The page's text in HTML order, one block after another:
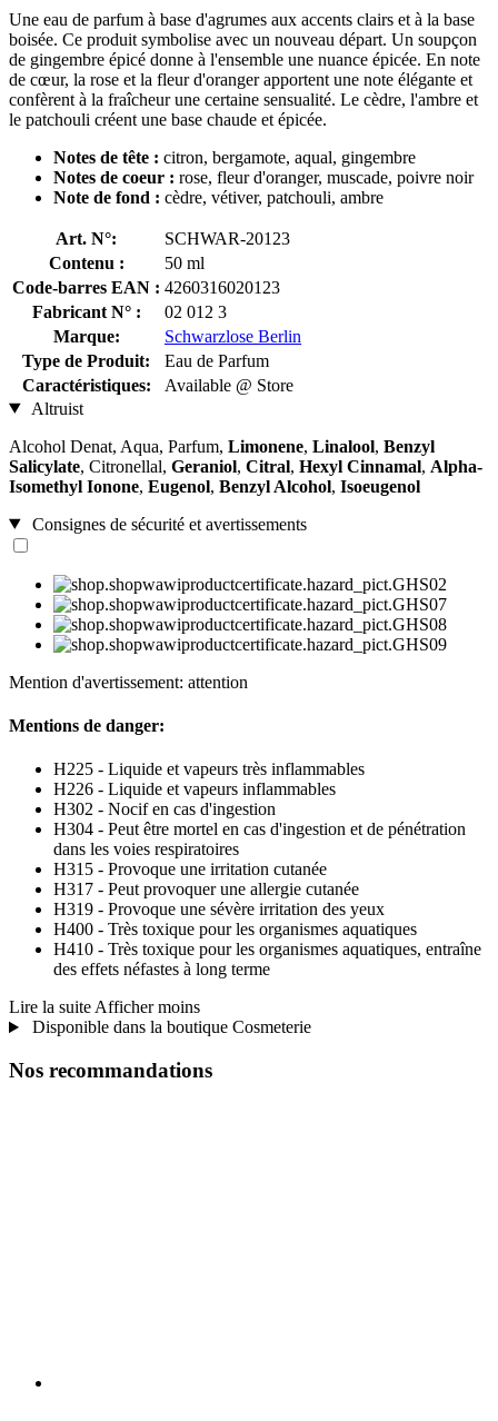
Une eau de parfum à base d'agrumes aux accents clairs et à la base
boisée. Ce produit symbolise avec un nouveau départ. Un soupçon
de gingembre épicé donne à l'ensemble une nuance épicée. En note
de cœur, la rose et la fleur d'oranger apportent une note élégante et
confèrent à la fraîcheur une certaine sensualité. Le cèdre, l'ambre et
le patchouli créent une base chaude et épicée.
Notes de tête : citron, bergamote, aqual, gingembre
Notes de coeur : rose, fleur d'oranger, muscade, poivre noir
Note de fond : cèdre, vétiver, patchouli, ambre
Art. N°:
SCHWAR-20123
Contenu :
50 ml
Code-barres EAN : 4260316020123
Fabricant N° :
02 012 3
Marque:
Schwarzlose Berlin
Type de Produit:
Eau de Parfum
Caractéristiques:
Available @ Store
Altruist
Alcohol Denat, Aqua, Parfum, Limonene, Linalool, Benzyl
Salicylate, Citronellal, Geraniol, Citral, Hexyl Cinnamal, Alpha-
Isomethyl Ionone, Eugenol, Benzyl Alcohol, Isoeugenol
Consignes de sécurité et avertissements
Mention d'avertissement: attention
Mentions de danger:
H225 - Liquide et vapeurs très inflammables
H226 - Liquide et vapeurs inflammables
H302 - Nocif en cas d'ingestion
H304 - Peut être mortel en cas d'ingestion et de pénétration
dans les voies respiratoires
H315 - Provoque une irritation cutanée
H317 - Peut provoquer une allergie cutanée
H319 - Provoque une sévère irritation des yeux
H400 - Très toxique pour les organismes aquatiques
H410 - Très toxique pour les organismes aquatiques, entraîne
des effets néfastes à long terme
Lire la suite Afficher moins
Disponible dans la boutique Cosmeterie
Nos recommandations